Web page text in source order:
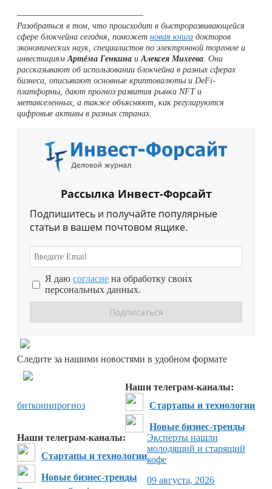
—————————————
Разобраться в том, что происходит в быстроразвивающейся
сфере блокчейна сегодня, поможет новая книга докторов
экономических наук, специалистов по электронной торговле и
инвестициямАртёма Генкина иАлексея Михеева. Они
рассказывают об использовании блокчейна в разных сферах
бизнеса, описывают основные криптовалюты и DeFi-
платформы, дают прогноз развития рынка NFT и
метавселенных, а также объясняют, как регулируются
цифровые активы в разных странах.
Рассылка Инвест-Форсайт
Подпишитесь и получайте популярные
статьи в вашем почтовом ящике.
Я даю согласие на обработку своих
персональных данных.
Следите за нашими новостями в удобном формате
Наши телеграм-каналы:
Стартапы и технологии
Новые бизнес-тренды
Наши телеграм-каналы:
Стартапы и технологии
Новые бизнес-тренды
биткоинпрогноз
Эксперты нашли
молодящий и старящий
кофе
09 августа, 2026